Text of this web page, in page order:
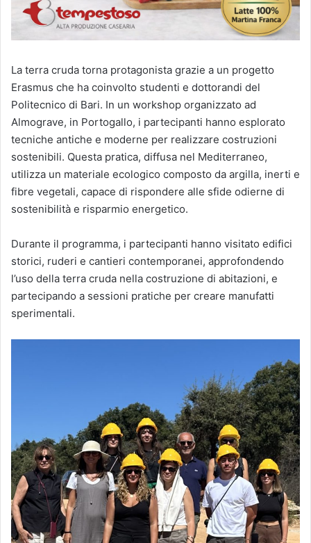
La terra cruda torna protagonista grazie a un progetto
Erasmus che ha coinvolto studenti e dottorandi del
Politecnico di Bari. In un workshop organizzato ad
Almograve, in Portogallo, i partecipanti hanno esplorato
tecniche antiche e moderne per realizzare costruzioni
sostenibili. Questa pratica, diffusa nel Mediterraneo,
utilizza un materiale ecologico composto da argilla, inerti e
fibre vegetali, capace di rispondere alle sfide odierne di
sostenibilità e risparmio energetico.
Durante il programma, i partecipanti hanno visitato edifici
storici, ruderi e cantieri contemporanei, approfondendo
l’uso della terra cruda nella costruzione di abitazioni, e
partecipando a sessioni pratiche per creare manufatti
sperimentali.